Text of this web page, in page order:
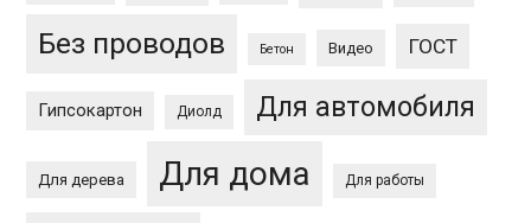
Без проводов Бетон Видео ГОСТ
Гипсокартон Диолд Для автомобиля
Для дерева Для дома Для работы